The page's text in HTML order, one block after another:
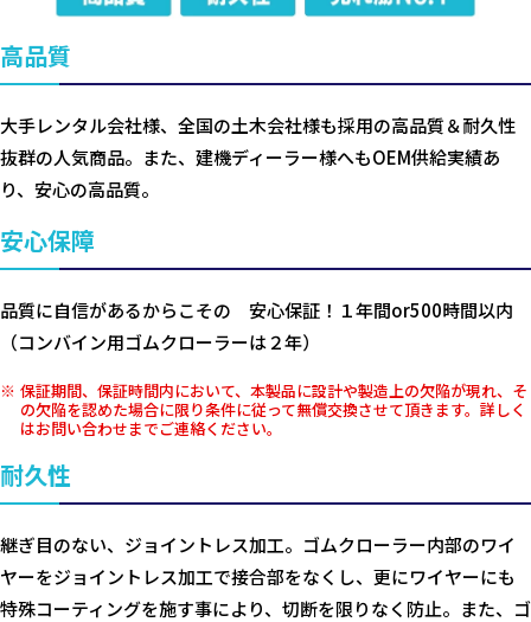
高品質
大手レンタル会社様、全国の土木会社様も採用の高品質＆耐久性
抜群の人気商品。また、建機ディーラー様へもOEM供給実績あ
り、安心の高品質。
安心保障
品質に自信があるからこその 安心保証！１年間or500時間以内
（コンバイン用ゴムクローラーは２年）
保証期間、保証時間内において、本製品に設計や製造上の欠陥が現れ、そ
の欠陥を認めた場合に限り条件に従って無償交換させて頂きます。詳しく
はお問い合わせまでご連絡ください。
耐久性
継ぎ目のない、ジョイントレス加工。ゴムクローラー内部のワイ
ヤーをジョイントレス加工で接合部をなくし、更にワイヤーにも
特殊コーティングを施す事により、切断を限りなく防止。また、ゴ